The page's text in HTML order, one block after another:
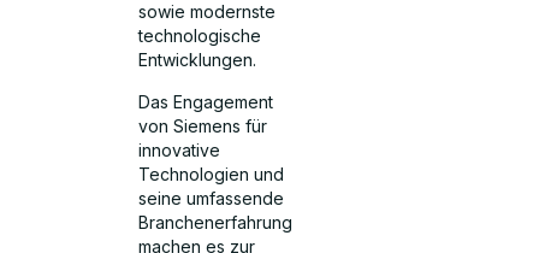
sowie modernste
technologische
Entwicklungen.
Das Engagement
von Siemens für
innovative
Technologien und
seine umfassende
Branchenerfahrung
machen es zur